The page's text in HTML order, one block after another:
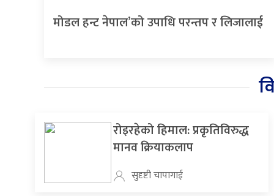
मोडल हन्ट नेपाल’को उपाधि परन्तप र लिजालाई
रोइरहेको हिमाल: प्रकृतिविरुद्ध
मानव क्रियाकलाप
सुदृष्टी चापागाई